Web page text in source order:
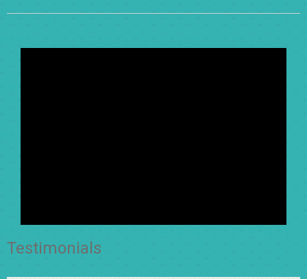
Testimonials